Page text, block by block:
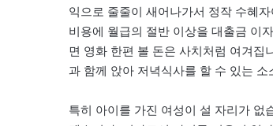
익으로 줄줄이 새어나가서 정작 수혜
비용에 월급의 절반 이상을 대출금 이
면 영화 한편 볼 돈은 사치처럼 여겨집
과 함께 앉아 저녁식사를 할 수 있는
특히 아이를 가진 여성이 설 자리가 없